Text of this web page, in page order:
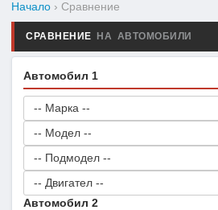
Начало › Сравнение
СРАВНЕНИЕ НА АВТОМОБИЛИ
Автомобил 1
Автомобил 2